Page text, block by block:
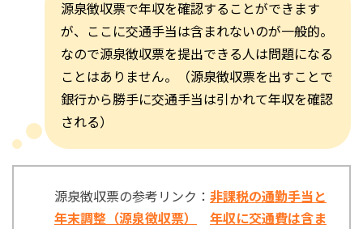
源泉徴収票で年収を確認することができます
が、ここに交通手当は含まれないのが一般的。
なので源泉徴収票を提出できる人は問題になる
ことはありません。（源泉徴収票を出すことで
銀行から勝手に交通手当は引かれて年収を確認
される）
源泉徴収票の参考リンク： 非課税の通勤手当と
年末調整（源泉徴収票）
年収に交通費は含ま